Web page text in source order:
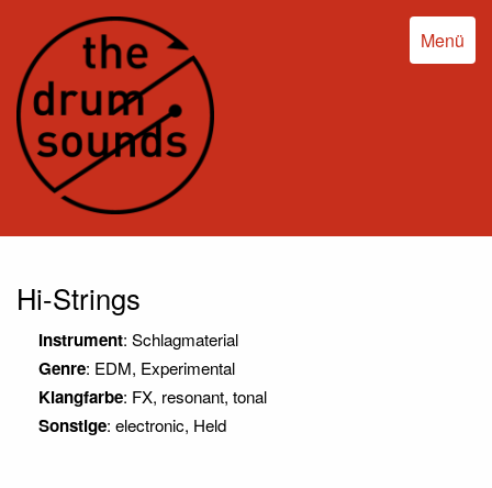
Menü
Hi-Strings
Instrument: Schlagmaterial
Genre: EDM, Experimental
Klangfarbe: FX, resonant, tonal
Sonstige: electronic, Held